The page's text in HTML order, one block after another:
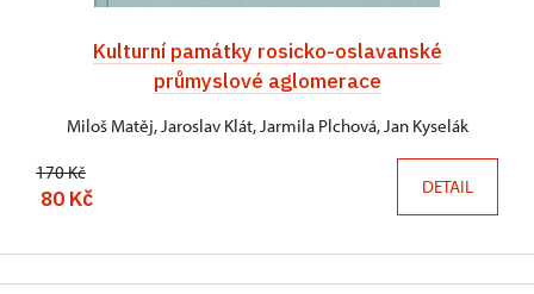
Kulturní památky rosicko-oslavanské
průmyslové aglomerace
Miloš Matěj, Jaroslav Klát, Jarmila Plchová, Jan Kyselák
170 Kč
80 Kč DETAIL